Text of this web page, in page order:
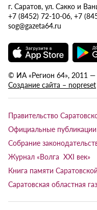
г. Саратов, ул. Сакко и
+7 (8452) 72-10-06, +7
sog@gazeta64.ru
© ИА «Регион 64», 2011
Создание сайта – nopreset
Правительство
Официальные публикации
Собрание
Журнал «Волга XXI век»
Книга памяти
Саратовская областная